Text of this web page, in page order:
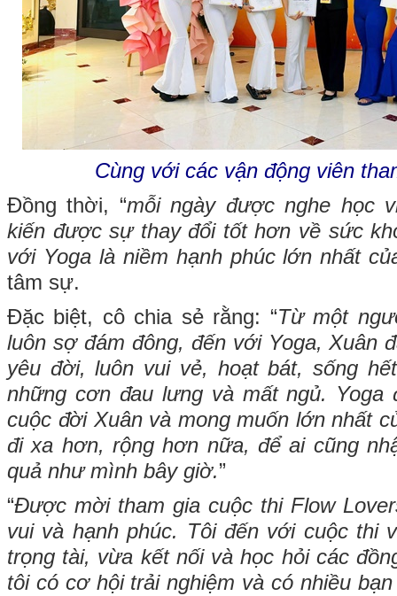
Cùng với các vận động viên
Đồng thời, “mỗi ngày được nghe học
kiến được sự thay đổi tốt hơn về sức
với Yoga là niềm hạnh phúc lớn nhất
tâm sự.
Đặc biệt, cô chia sẻ rằng: “Từ một
luôn sợ đám đông, đến với Yoga, Xuân
yêu đời, luôn vui vẻ, hoạt bát, sống
những cơn đau lưng và mất ngủ. Yoga
cuộc đời Xuân và mong muốn lớn nhất
đi xa hơn, rộng hơn nữa, để ai cũng
quả như mình bây giờ.”
“Được mời tham gia cuộc thi Flow
vui và hạnh phúc. Tôi đến với cuộc thi
trọng tài, vừa kết nối và học hỏi các
tôi có cơ hội trải nghiệm và có nhiều